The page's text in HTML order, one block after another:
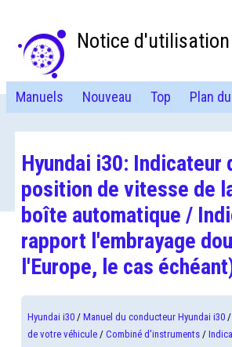
Notice d'utilisation
Manuels Nouveau Top Plan
Hyundai i30: Indicateur
position de vitesse de
boîte automatique /
rapport l'embrayage
l'Europe, le cas
Hyundai i30 /Manuel du conducteur Hyundai i30
de votre véhicule /Combiné d'instruments /